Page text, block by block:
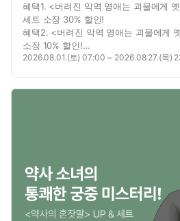
혜택1. <버려진 악역 영애는 괴물에게
세트 소장 30% 할인!
혜택2. <버려진 악역 영애는 괴물에게
소장 10% 할인!
혜택3. <버려진 악역 영애는 괴물에게
2026.08.01.(토) 07:00 ~ 2026.08.27.(목)